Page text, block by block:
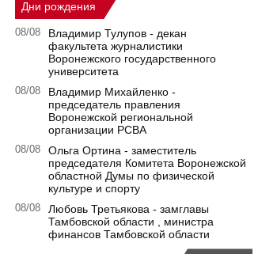
Дни рождения
08/08
Владимир Тулупов - декан
факультета журналистики
Воронежского государственного
университета
08/08
Владимир Михайленко -
председатель правления
Воронежской региональной
организации РСВА
08/08
Ольга Ортина - заместитель
председателя Комитета Воронежской
областной Думы по физической
культуре и спорту
08/08
Любовь Третьякова - замглавы
Тамбовской области , министра
финансов Тамбовской области